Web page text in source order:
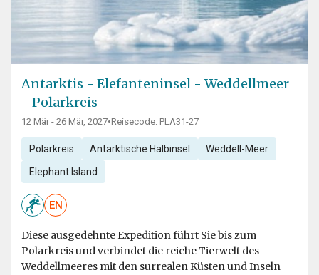
Antarktis - Elefanteninsel - Weddellmeer
- Polarkreis
12 Mär - 26 Mär, 2027•Reisecode: PLA31-27
Polarkreis Antarktische Halbinsel Weddell-Meer
Elephant Island
EN
Diese ausgedehnte Expedition führt Sie bis zum
Polarkreis und verbindet die reiche Tierwelt des
Weddellmeeres mit den surrealen Küsten und Inseln